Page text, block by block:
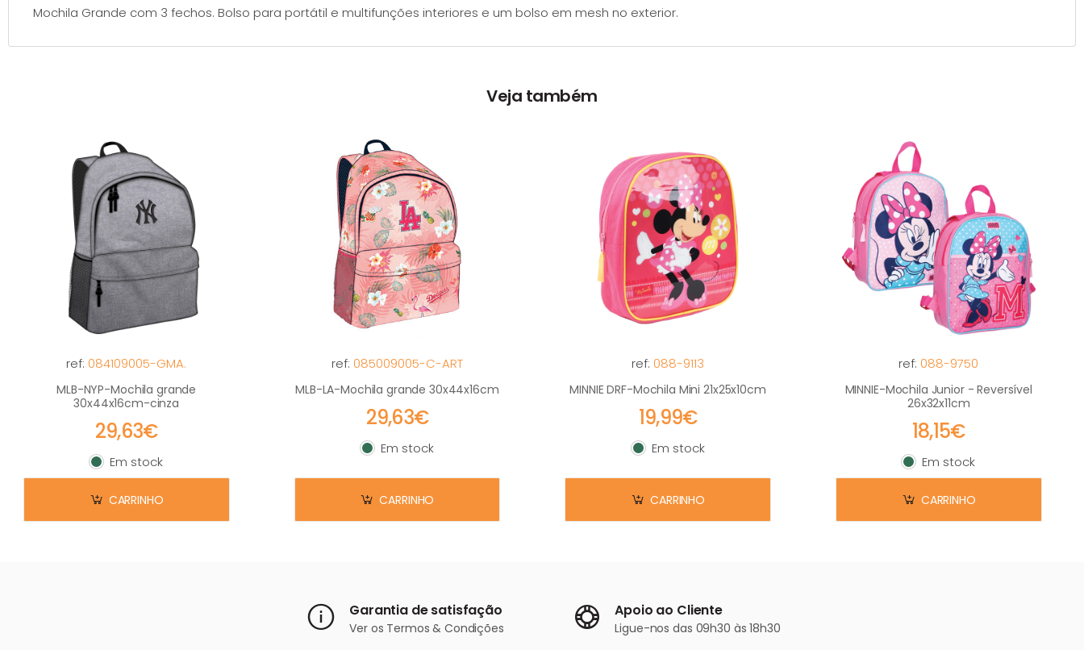
Mochila Grande com 3 fechos. Bolso para portátil e multifunções interiores e um bolso em mesh no exterior.
Veja também
ref: 084109005-GMA.
MLB-NYP-Mochila grande
30x44x16cm-cinza
29,63€
Em stock
Em stock
CARRINHO
ref: 085009005-C-ART
MLB-LA-Mochila grande 30x44x16cm
29,63€
Em stock
Em stock
CARRINHO
ref: 088-9113
MINNIE DRF-Mochila Mini 21x25x10cm
19,99€
Em stock
Em stock
CARRINHO
ref: 088-9750
MINNIE-Mochila Junior - Reversível
26x32x11cm
18,15€
Em stock
Em stock
CARRINHO
Garantia de satisfação
Ver os Termos & Condições
Apoio ao Cliente
Ligue-nos das 09h30 às 18h30